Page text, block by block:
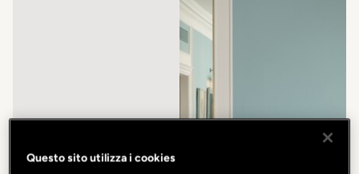
Questo sito utilizza i cookies